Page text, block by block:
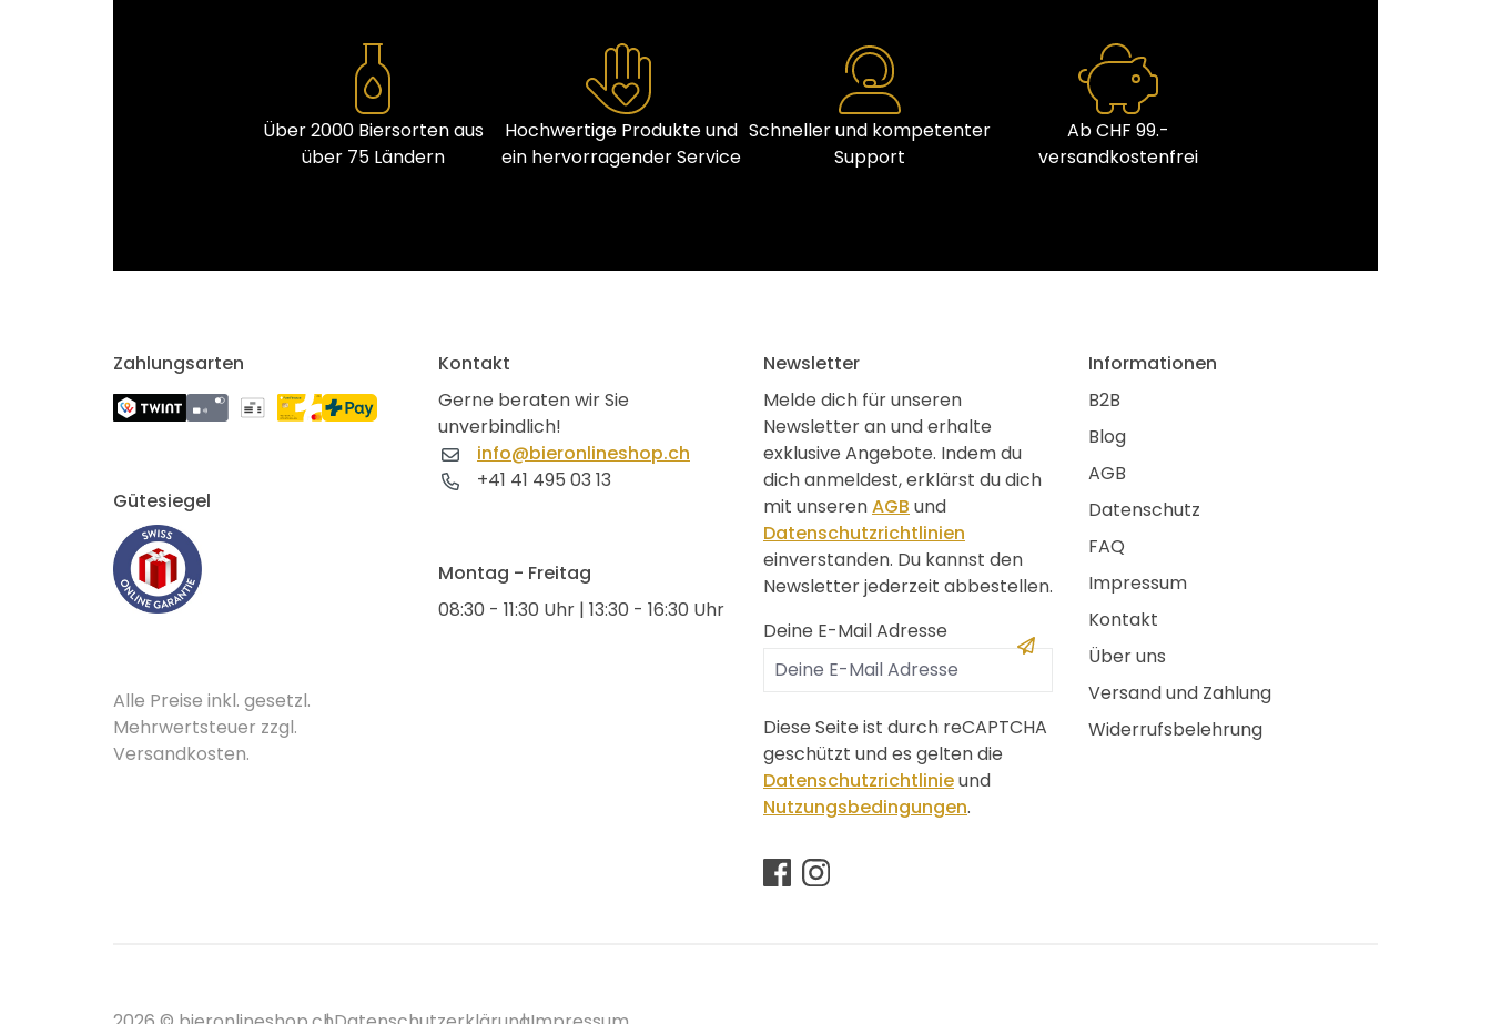
Über 2000 Biersorten aus
über 75 Ländern
Hochwertige Produkte und
ein hervorragender Service
Schneller und kompetenter
Support
Ab CHF 99.-
versandkostenfrei
Zahlungsarten
Gütesiegel
Alle Preise inkl. gesetzl.
Mehrwertsteuer zzgl.
Versandkosten.
Kontakt
Gerne beraten wir Sie
unverbindlich!
info@bieronlineshop.ch
+41 41 495 03 13
Montag - Freitag
08:30 - 11:30 Uhr | 13:30 - 16:30 Uhr
Newsletter
Melde dich für unseren
Newsletter an und erhalte
exklusive Angebote. Indem du
dich anmeldest, erklärst du dich
mit unserenAGB und
Datenschutzrichtlinien
einverstanden. Du kannst den
Newsletter jederzeit abbestellen.
Deine E-Mail Adresse
Diese Seite ist durch reCAPTCHA
geschützt und es gelten die
Datenschutzrichtlinieund
Nutzungsbedingungen.
Informationen
B2B
Blog
AGB
Datenschutz
FAQ
Impressum
Kontakt
Über uns
Versand und Zahlung
Widerrufsbelehrung